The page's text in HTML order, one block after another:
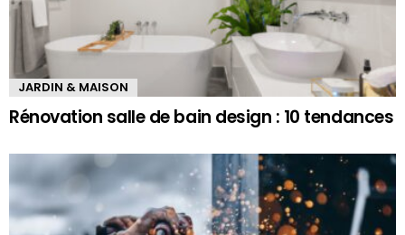
JARDIN & MAISON
Rénovation salle de bain design : 10 tendances